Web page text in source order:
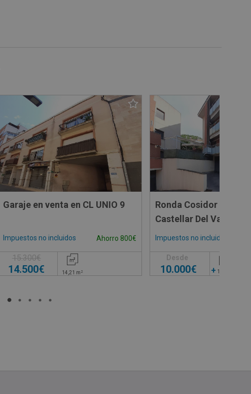
Garaje en venta en CL UNIO 9
Impuestos no incluidos Ahorro 800€
15.300€
14.500€ 14,21 m 2
Ronda Cosidor 10,
Castellar Del Valles -
Impuestos no incluidos
Desde
10.000€ + 10,35